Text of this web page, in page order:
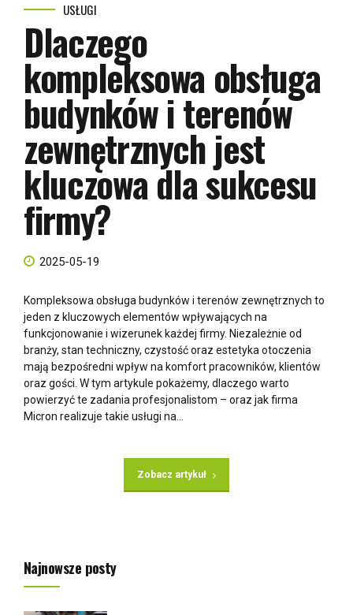
USŁUGI
Dlaczego
kompleksowa obsługa
budynków i terenów
zewnętrznych jest
kluczowa dla sukcesu
firmy?
2025-05-19
Kompleksowa obsługa budynków i terenów zewnętrznych to
jeden z kluczowych elementów wpływających na
funkcjonowanie i wizerunek każdej firmy. Niezależnie od
branży, stan techniczny, czystość oraz estetyka otoczenia
mają bezpośredni wpływ na komfort pracowników, klientów
oraz gości. W tym artykule pokażemy, dlaczego warto
powierzyć te zadania profesjonalistom – oraz jak firma
Micron realizuje takie usługi na...
Zobacz artykuł
Najnowsze posty